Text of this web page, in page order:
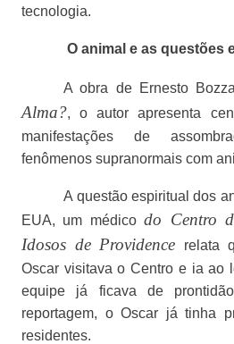
tecnologia.
O animal e as questões
A obra de Ernesto
Alma?, o autor apresenta
manifestações de
fenômenos supranormais com
A questão espiritual dos
EUA, um médicodo Centro
Idosos de Providence
relata
Oscar visitava o Centro e ia ao
equipe já ficava de
reportagem, o Oscar já tinha
residentes.